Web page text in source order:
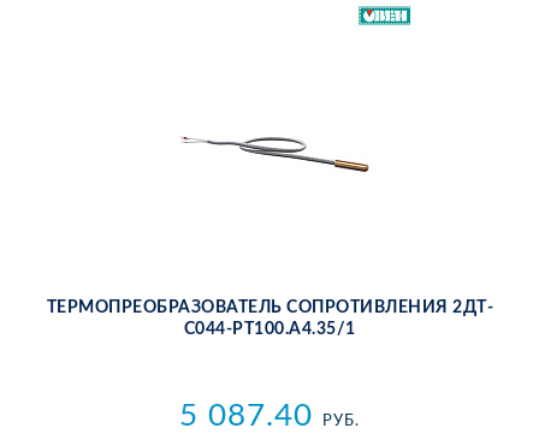
ТЕР­МО­ПРЕ­ОБ­РА­ЗО­ВА­ТЕЛЬ СО­ПРО­ТИВ­ЛЕ­НИЯ 2ДТ­
С044-РТ100.А4.35/1
5 087.40 РУБ.